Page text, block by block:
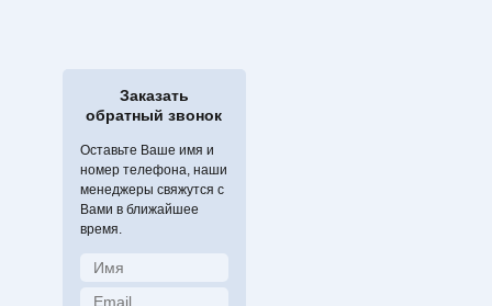
Заказать
обратный звонок
Оставьте Ваше имя и
номер телефона, наши
менеджеры свяжутся с
Вами в ближайшее
время.